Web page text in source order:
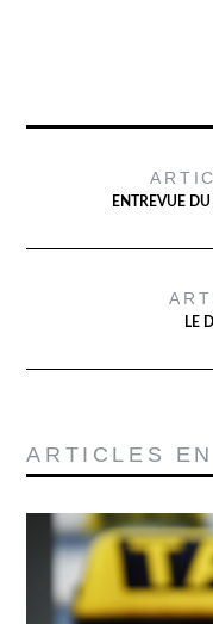
ENTREVUE
LE
ARTICLES